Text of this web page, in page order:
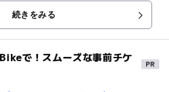
も続く木の遊歩道、ビーチバレーの
...続きをみる
で！スムーズな事前チケ